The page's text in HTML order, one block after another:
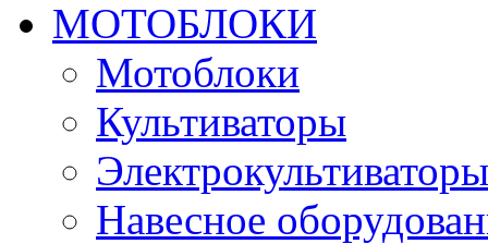
МОТОБЛОКИ
Мотоблоки
Культиваторы
Электрокультиваторы
Навесное